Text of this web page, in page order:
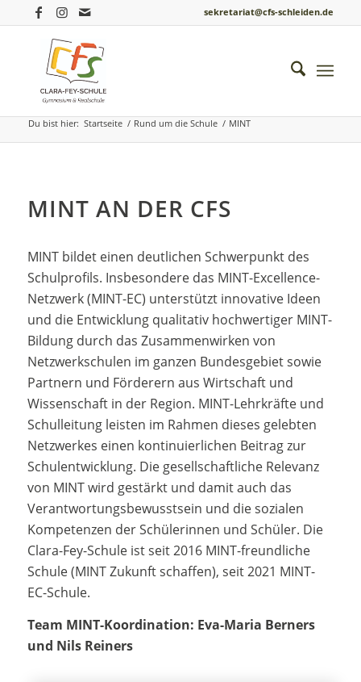
sekretariat@cfs-schleiden.de
MINT
Du bist hier: Startseite / Rund um die Schule / MINT
MINT AN DER CFS
MINT bildet einen deutlichen Schwerpunkt des
Schulprofils. Insbesondere das MINT-Excellence-
Netzwerk (MINT-EC) unterstützt innovative Ideen
und die Entwicklung qualitativ hochwertiger MINT-
Bildung durch das Zusammenwirken von
Netzwerkschulen im ganzen Bundesgebiet sowie
Partnern und Förderern aus Wirtschaft und
Wissenschaft in der Region. MINT-Lehrkräfte und
Schulleitung leisten im Rahmen dieses gelebten
Netzwerkes einen kontinuierlichen Beitrag zur
Schulentwicklung. Die gesellschaftliche Relevanz
von MINT wird gestärkt und damit auch das
Verantwortungsbewusstsein und die sozialen
Kompetenzen der Schülerinnen und Schüler. Die
Clara-Fey-Schule ist seit 2016 MINT-freundliche
Schule (MINT Zukunft schaffen), seit 2021 MINT-
EC-Schule.
Team MINT-Koordination: Eva-Maria Berners
und Nils Reiners